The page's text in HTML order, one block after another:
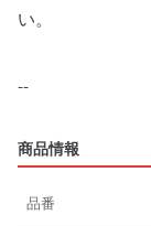
い。
--
商品情報
品番